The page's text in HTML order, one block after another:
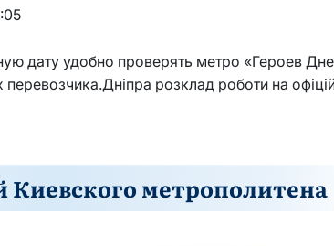
дату удобно проверять метро «Героев
розклад роботи на
Киевского метрополитена